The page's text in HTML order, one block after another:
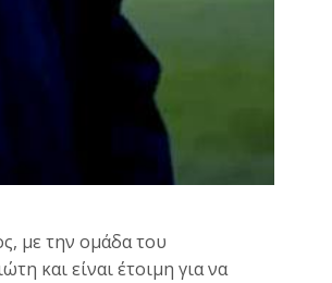
με την ομάδα του
και είναι έτοιμη για να